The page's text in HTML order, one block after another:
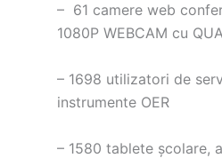
– 61 camere web
1080P WEBCAM cu
– 1698 utilizatori de
instrumente OER
– 1580 tablete școlare,